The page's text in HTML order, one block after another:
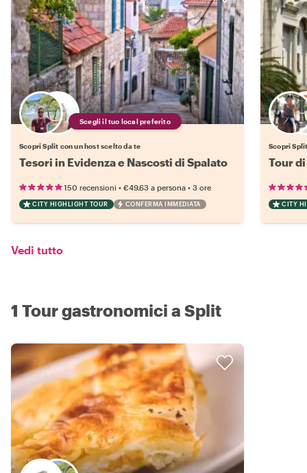
Scegli il tuo local preferito
Scopri Split con un host scelto da te
Tesori in Evidenza e Nascosti di Spalato
150 recensioni • €49.63 a persona • 3 ore
CITY HIGHLIGHT TOUR CONFERMA IMMEDIATA
Scopri
Tour
CITY
Vedi tutto
1 Tour gastronomici a Split